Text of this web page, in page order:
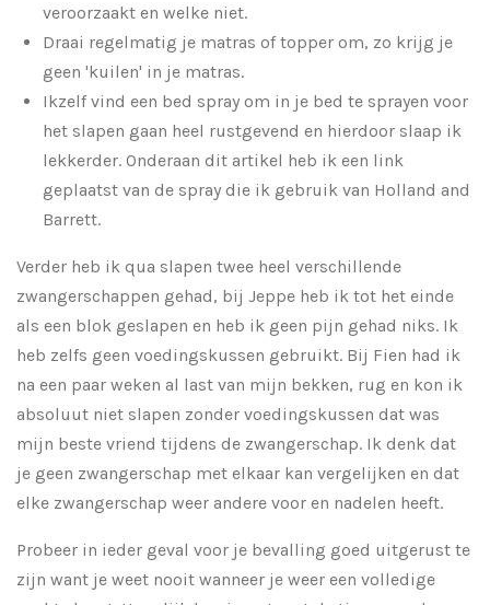
veroorzaakt en welke niet.
Draai regelmatig je matras of topper om, zo krijg je
geen 'kuilen' in je matras.
Ikzelf vind een bed spray om in je bed te sprayen voor
het slapen gaan heel rustgevend en hierdoor slaap ik
lekkerder. Onderaan dit artikel heb ik een link
geplaatst van de spray die ik gebruik van Holland and
Barrett.
Verder heb ik qua slapen twee heel verschillende
zwangerschappen gehad, bij Jeppe heb ik tot het einde
als een blok geslapen en heb ik geen pijn gehad niks. Ik
heb zelfs geen voedingskussen gebruikt. Bij Fien had ik
na een paar weken al last van mijn bekken, rug en kon ik
absoluut niet slapen zonder voedingskussen dat was
mijn beste vriend tijdens de zwangerschap. Ik denk dat
je geen zwangerschap met elkaar kan vergelijken en dat
elke zwangerschap weer andere voor en nadelen heeft.
Probeer in ieder geval voor je bevalling goed uitgerust te
zijn want je weet nooit wanneer je weer een volledige